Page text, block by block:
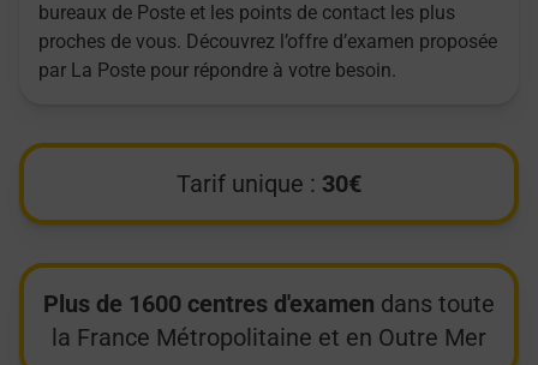
bureaux de Poste et les points de contact les plus
proches de vous. Découvrez l’offre d’examen proposée
par La Poste pour répondre à votre besoin.
Tarif unique : 30€
Plus de 1600 centres d'examen dans toute
la France Métropolitaine et en Outre Mer